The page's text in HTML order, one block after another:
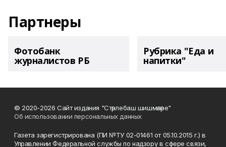
Партнеры
Фотобанк
журналистов РБ
Рубрика "Еда и
напитки"
© 2020-2026 Сайт издания "Стәрлебаш шишмәләре"
Об использовании персональных данных
Газета зарегистрирована (ПИ №ТУ 02-01461 от 05.10.2015 г.) в
Управлении Федеральной службы по надзору в сфере связи,